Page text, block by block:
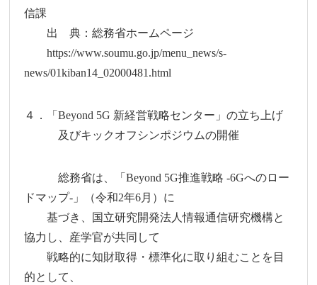
信課
出 典：総務省ホームページ
https://www.soumu.go.jp/menu_news/s-
news/01kiban14_02000481.html
４．「Beyond 5G 新経営戦略センター」の立ち上げ
及びキックオフシンポジウムの開催
総務省は、「Beyond 5G推進戦略 -6Gへのロー
ドマップ-」（令和2年6月）に
基づき、国立研究開発法人情報通信研究機構と
協力し、産学官が共同して
戦略的に知財取得・標準化に取り組むことを目
的として、